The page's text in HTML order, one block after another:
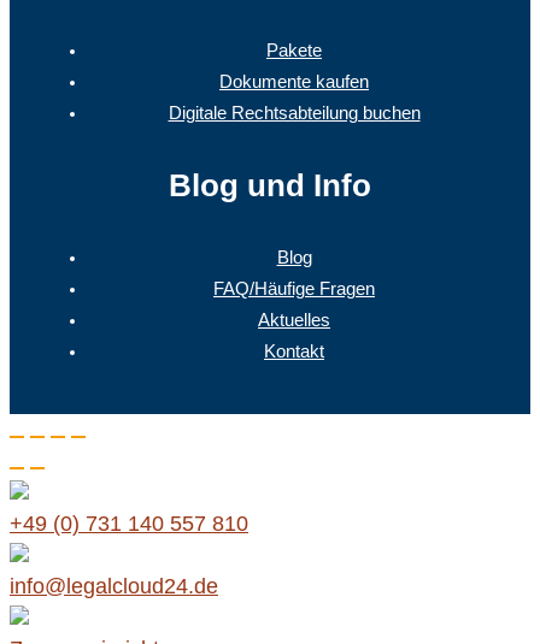
Pakete
Dokumente kaufen
Digitale Rechtsabteilung buchen
Blog und Info
Blog
FAQ/Häufige Fragen
Aktuelles
Kontakt
+49 (0) 731 140 557 810
info@legalcloud24.de